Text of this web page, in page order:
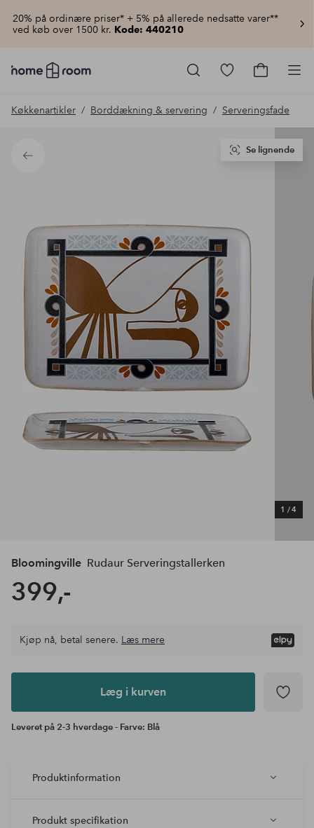
20% på ordinære priser* + 5% på allerede nedsatte varer**
ved køb over 1500 kr. Kode: 440210
Homeroom
–
hjemmet
pris
Gå
produkter
Gå
Køkkenartikler Borddækning & servering Serveringsfade
Tilbage
1 /4
Se lignende
Bloomingville Rudaur Serveringstallerken
399,-
Læg i
Kjøp nå, betal senere. Læs mere
Læg i kurven
Leveret på 2-3 hverdage - Farve: Blå
Produktinformation
Produkt specifikation